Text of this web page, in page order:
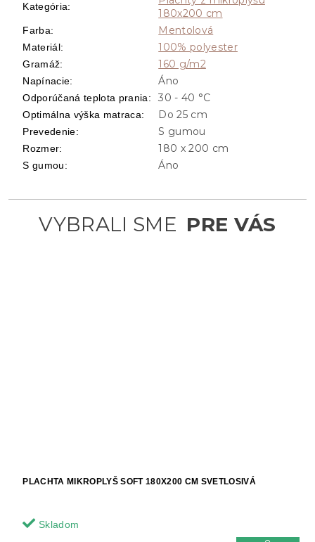
PLACHTA MIKROPLYŠ SOFT 180X200 CM SVETLOSIVÁ
Skladom
Kategória:
180x200 cm
Farba: Mentolová
Materiál: 100% polyester
Gramáž: 160 g/m2
Napínacie: Áno
Odporúčaná teplota prania: 30 - 40 °C
Optimálna výška matraca: Do 25 cm
Prevedenie: S gumou
Rozmer: 180 x 200 cm
S gumou: Áno